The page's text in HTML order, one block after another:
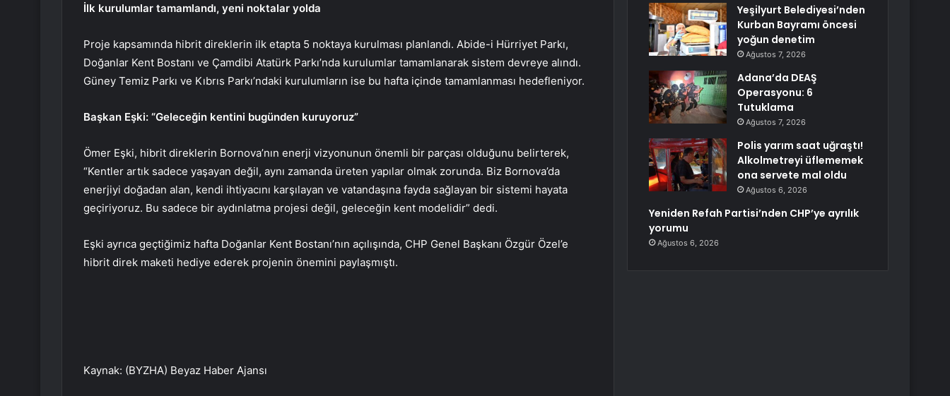
İlk kurulumlar tamamlandı, yeni noktalar yolda
Proje kapsamında hibrit direklerin ilk etapta 5 noktaya kurulması planlandı. Abide-i Hürriyet Parkı,
Doğanlar Kent Bostanı ve Çamdibi Atatürk Parkı’nda kurulumlar tamamlanarak sistem devreye alındı.
Güney Temiz Parkı ve Kıbrıs Parkı’ndaki kurulumların ise bu hafta içinde tamamlanması hedefleniyor.
Başkan Eşki: “Geleceğin kentini bugünden kuruyoruz”
Ömer Eşki, hibrit direklerin Bornova’nın enerji vizyonunun önemli bir parçası olduğunu belirterek,
“Kentler artık sadece yaşayan değil, aynı zamanda üreten yapılar olmak zorunda. Biz Bornova’da
enerjiyi doğadan alan, kendi ihtiyacını karşılayan ve vatandaşına fayda sağlayan bir sistemi hayata
geçiriyoruz. Bu sadece bir aydınlatma projesi değil, geleceğin kent modelidir” dedi.
Eşki ayrıca geçtiğimiz hafta Doğanlar Kent Bostanı’nın açılışında, CHP Genel Başkanı Özgür Özel’e
hibrit direk maketi hediye ederek projenin önemini paylaşmıştı.
Kaynak: (BYZHA) Beyaz Haber Ajansı
Yeşilyurt Belediyesi’nden
Kurban Bayramı öncesi
yoğun denetim
Ağustos 7, 2026
Adana’da DEAŞ
Operasyonu: 6
Tutuklama
Ağustos 7, 2026
Polis yarım saat uğraştı!
Alkolmetreyi üflememek
ona servete mal oldu
Ağustos 6, 2026
Yeniden Refah Partisi’nden CHP’ye ayrılık
yorumu
Ağustos 6, 2026